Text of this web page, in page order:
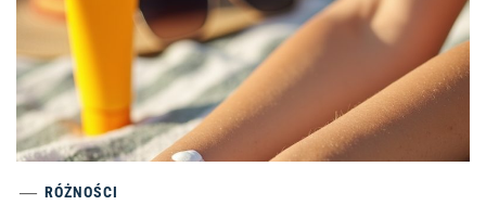
RÓŻNOŚCI